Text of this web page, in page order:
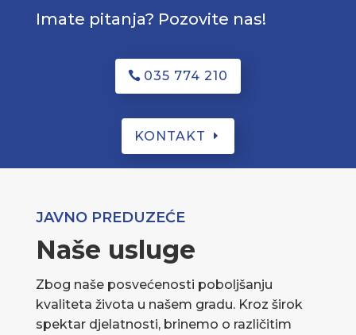
Imate pitanja? Pozovite nas!
035 774 210
KONTAKT
JAVNO PREDUZEĆE
Naše usluge
Zbog naše posvećenosti poboljšanju
kvaliteta života u našem gradu. Kroz širok
spektar djelatnosti, brinemo o različitim